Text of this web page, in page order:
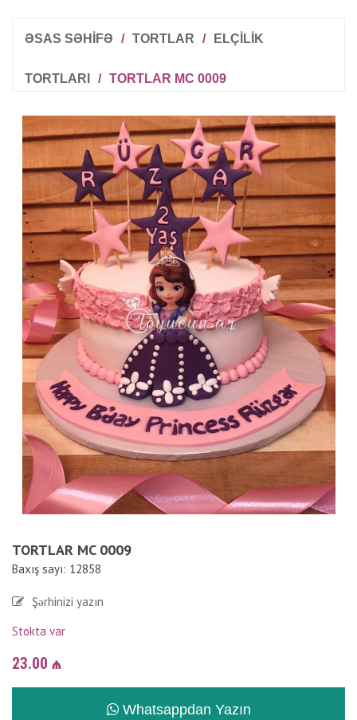
ƏSAS SƏHİFƏ / TORTLAR / ELÇILIK
TORTLARI / TORTLAR MC 0009
TORTLAR MC 0009
Baxış sayı: 12858
Şərhinizi yazın
Stokta var
23.00 ₼
Whatsappdan Yazın